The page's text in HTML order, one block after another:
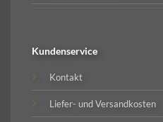
Kundenservice
Kontakt
Liefer- und Versandkosten